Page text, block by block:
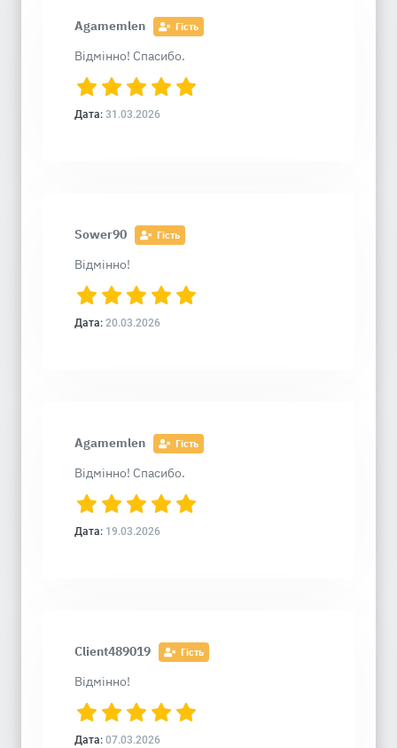
Agamemlen Гість
Відмінно! Спасибо.
Дата: 31.03.2026
Sower90 Гість
Відмінно!
Дата: 20.03.2026
Agamemlen Гість
Відмінно! Спасибо.
Дата: 19.03.2026
Client489019 Гість
Відмінно!
Дата: 07.03.2026